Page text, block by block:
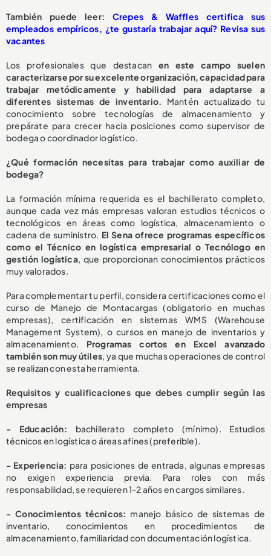
También puede leer: Crepes & Waffles certifica sus
empleados empíricos, ¿te gustaría trabajar aquí? Revisa sus
vacantes
Los profesionales que destacan en este campo suelen
caracterizarse por su excelente organización, capacidad para
trabajar metódicamente y habilidad para adaptarse a
diferentes sistemas de inventario. Mantén actualizado tu
conocimiento sobre tecnologías de almacenamiento y
prepárate para crecer hacia posiciones como supervisor de
bodega o coordinador logístico.
¿Qué formación necesitas para trabajar como auxiliar de
bodega?
La formación mínima requerida es el bachillerato completo,
aunque cada vez más empresas valoran estudios técnicos o
tecnológicos en áreas como logística, almacenamiento o
cadena de suministro. El Sena ofrece programas específicos
como el Técnico en logística empresarial o Tecnólogo en
gestión logística, que proporcionan conocimientos prácticos
muy valorados.
Para complementar tu perfil, considera certificaciones como el
curso de Manejo de Montacargas (obligatorio en muchas
empresas), certificación en sistemas WMS (Warehouse
Management System), o cursos en manejo de inventarios y
almacenamiento. Programas cortos en Excel avanzado
también son muy útiles, ya que muchas operaciones de control
se realizan con esta herramienta.
Requisitos y cualificaciones que debes cumplir según las
empresas
- Educación: bachillerato completo (mínimo). Estudios
técnicos en logística o áreas afines (preferible).
- Experiencia: para posiciones de entrada, algunas empresas
no exigen experiencia previa. Para roles con más
responsabilidad, se requieren 1-2 años en cargos similares.
- Conocimientos técnicos: manejo básico de sistemas de
inventario, conocimientos en procedimientos de
almacenamiento, familiaridad con documentación logística.